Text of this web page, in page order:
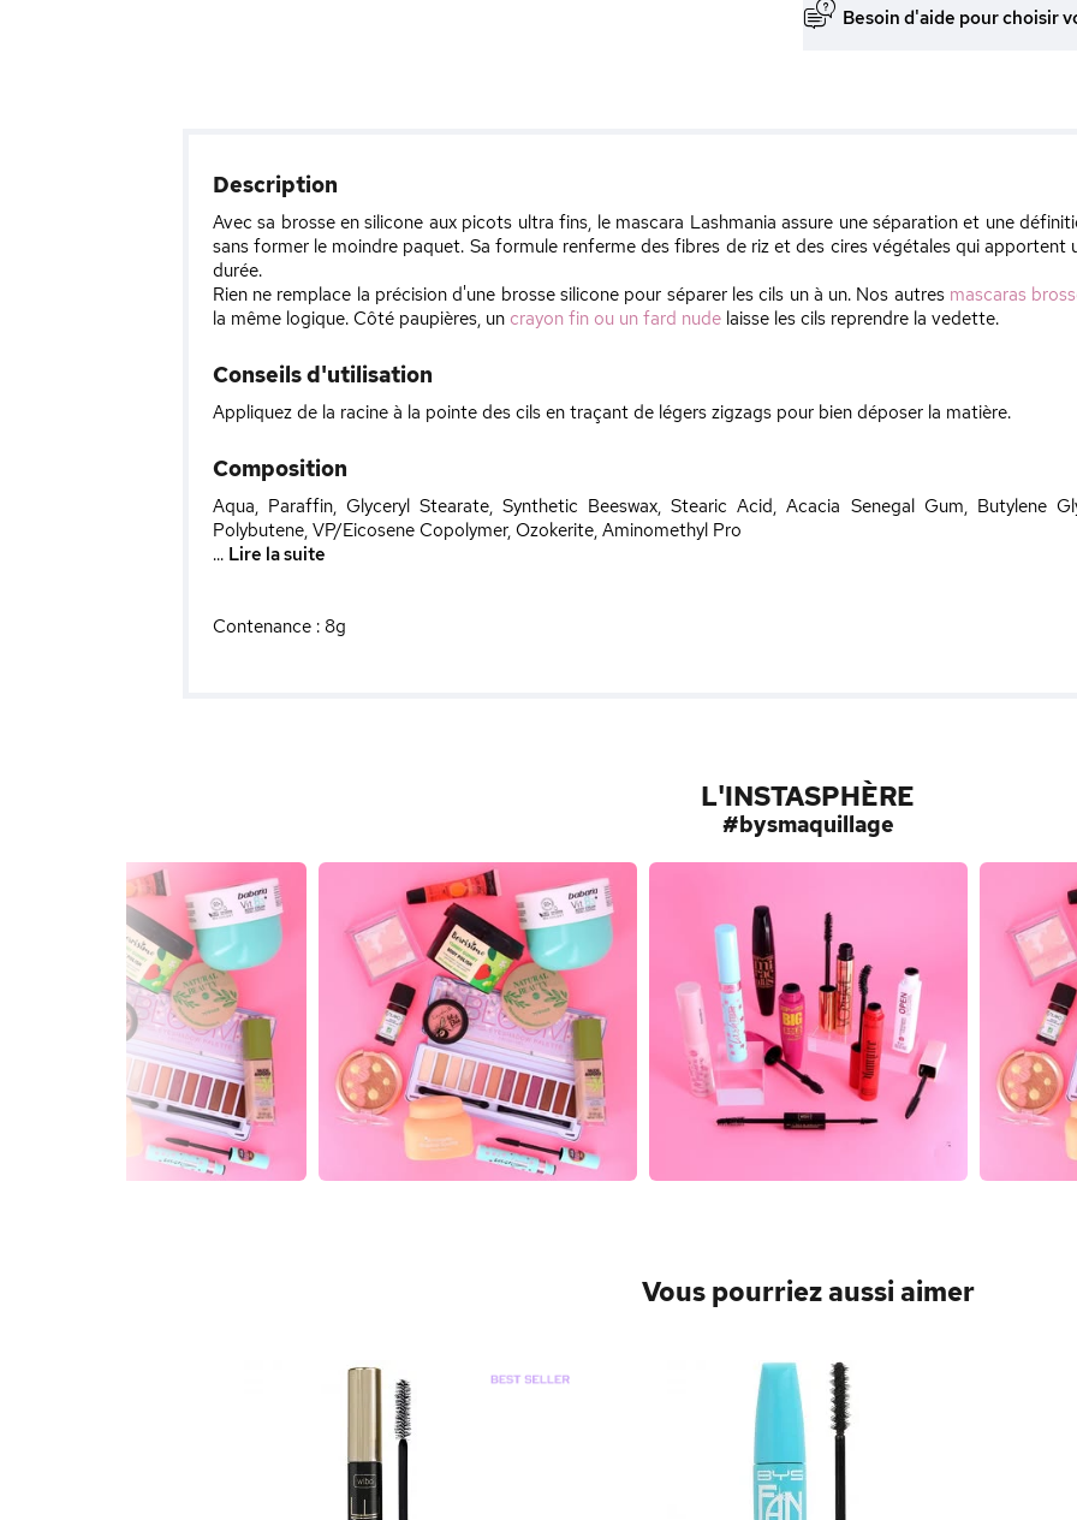
Besoin d'aide pour choisir
Description
Avec sa brosse en silicone aux picots ultra fins, le mascara Lashmania assure une séparation et une
sans former le moindre paquet. Sa formule renferme des fibres de riz et des cires végétales qui
durée.
Rien ne remplace la précision d'une brosse silicone pour séparer les cils un à un. Nos autres mascaras
la même logique. Côté paupières, un crayon fin ou un fard nudelaisse les cils reprendre la vedette.
Conseils d'utilisation
Appliquez de la racine à la pointe des cils en traçant de légers zigzags pour bien déposer la matière.
Composition
Aqua, Paraffin, Glyceryl Stearate, Synthetic Beeswax, Stearic Acid, Acacia Senegal Gum, Butylene
Polybutene, VP/Eicosene Copolymer, Ozokerite, Aminomethyl Pro
... Lire la suite
Contenance : 8g
L'INSTASPHÈRE
#bysmaquillage
Vous pourriez aussi aimer